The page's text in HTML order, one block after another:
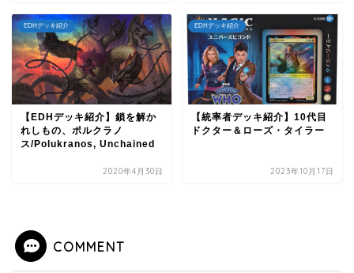
EDHデッキ紹介
【EDHデッキ紹介】鎖を解か
れしもの、ポルクラノ
ス/Polukranos, Unchained
2020年4月30日
EDHデッキ紹介
【統率者デッキ紹介】10代目
ドクター＆ローズ・タイラー
2023年10月17日
COMMENT